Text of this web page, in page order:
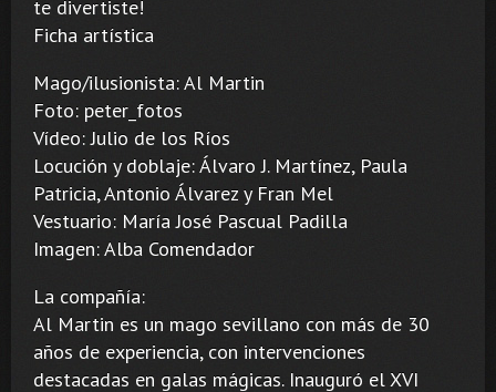
te divertiste!
Ficha artística
Mago/ilusionista: Al Martin
Foto: peter_fotos
Vídeo: Julio de los Ríos
Locución y doblaje: Álvaro J. Martínez, Paula
Patricia, Antonio Álvarez y Fran Mel
Vestuario: María José Pascual Padilla
Imagen: Alba Comendador
La compañía:
Al Martin es un mago sevillano con más de 30
años de experiencia, con intervenciones
destacadas en galas mágicas. Inauguró el XVI